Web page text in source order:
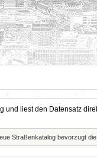
liest den Datensatz
Straßenkatalog bevorzugt